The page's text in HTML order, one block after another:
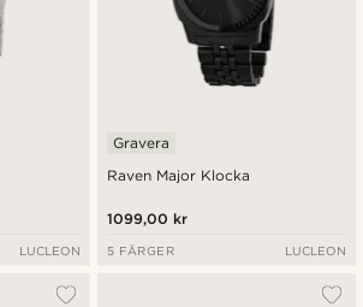
LUCLEON
Raven Major Klocka
Gravera
1099,00 kr
5 FÄRGER LUCLEON